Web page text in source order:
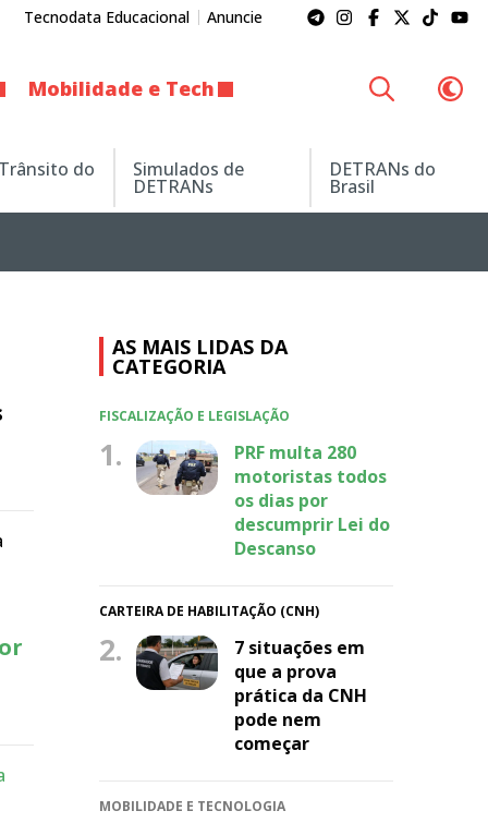
Tecnodata Educacional Anuncie
Mobilidade e Tech
do Simulados de
DETRANs
DETRANs do
Brasil
AS MAIS LIDAS DA
CATEGORIA
FISCALIZAÇÃO E LEGISLAÇÃO
1.
PRF multa 280
motoristas todos
os dias por
descumprir Lei do
Descanso
CARTEIRA DE HABILITAÇÃO (CNH)
2.
7 situações em
que a prova
prática da CNH
pode nem
começar
MOBILIDADE E TECNOLOGIA